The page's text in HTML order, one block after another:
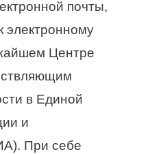
почты,
электронному
Центре
в Единой
и
При себе